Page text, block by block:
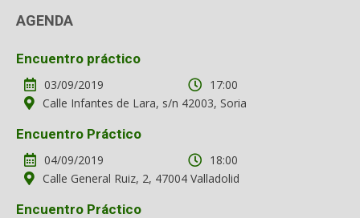
AGENDA
Encuentro práctico
03/09/2019
17:00
Calle Infantes de Lara, s/n 42003, Soria
Encuentro Práctico
04/09/2019
18:00
Calle General Ruiz, 2, 47004 Valladolid
Encuentro Práctico